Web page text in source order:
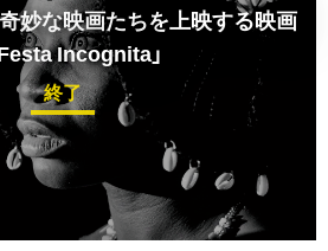
妙な映画たちを上映する映画
Incognita」
終了